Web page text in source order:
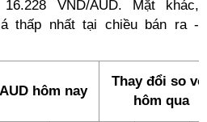
VND/AUD. Mặt khác,
thấp nhất tại chiều bán ra -
hôm nay
Thay đổi so
hôm qua